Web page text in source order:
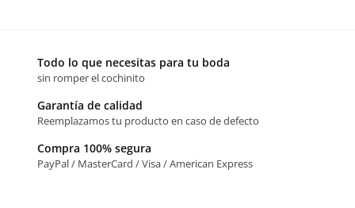
Todo lo que necesitas para tu boda
sin romper el cochinito
Garantía de calidad
Reemplazamos tu producto en caso de defecto
Compra 100% segura
PayPal / MasterCard / Visa / American Express